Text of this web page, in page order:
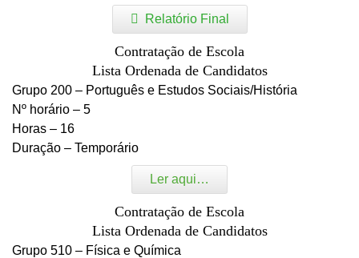
Relatório Final
Contratação de Escola
Lista Ordenada de Candidatos
Grupo 200 – Português e Estudos Sociais/História
Nº horário – 5
Horas – 16
Duração – Temporário
Ler aqui…
Contratação de Escola
Lista Ordenada de Candidatos
Grupo 510 – Física e Química